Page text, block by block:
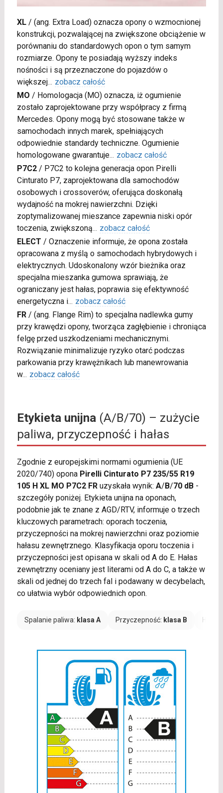
XL/ (ang. Extra Load) oznacza opony o wzmocnionej
konstrukcji, pozwalającej na zwiększone obciążenie w
porównaniu do standardowych opon o tym samym
rozmiarze. Opony te posiadają wyższy indeks
nośności i są przeznaczone do pojazdów o
większej... zobacz całość
MO / Homologacja (MO) oznacza, iż ogumienie
zostało zaprojektowane przy współpracy z firmą
Mercedes. Opony mogą być stosowane także w
samochodach innych marek, spełniających
odpowiednie standardy techniczne. Ogumienie
homologowane gwarantuje... zobacz całość
P7C2/ P7C2 to kolejna generacja opon Pirelli
Cinturato P7, zaprojektowana dla samochodów
osobowych i crossoverów, oferująca doskonałą
wydajność na mokrej nawierzchni. Dzięki
zoptymalizowanej mieszance zapewnia niski opór
toczenia, zwiększoną... zobacz całość
ELECT / Oznaczenie informuje, że opona została
opracowana z myślą o samochodach hybrydowych i
elektrycznych. Udoskonalony wzór bieżnika oraz
specjalna mieszanka gumowa sprawiają, że
ograniczany jest hałas, poprawia się efektywność
energetyczna i... zobacz całość
FR/ (ang. Flange Rim) to specjalna nadlewka gumy
przy krawędzi opony, tworząca zagłębienie i chroniąca
felgę przed uszkodzeniami mechanicznymi.
Rozwiązanie minimalizuje ryzyko otarć podczas
parkowania przy krawężnikach lub manewrowania
w... zobacz całość
Etykieta unijna(A/B/70) – zużycie
paliwa, przyczepność i hałas
Zgodnie z europejskimi normami ogumienia (UE
2020/740) opona Pirelli Cinturato P7 235/55 R19
105 H XL MO P7C2 FRuzyskała wynik: A/ B/70 dB-
szczegóły poniżej. Etykieta unijna na oponach,
podobnie jak te znane z AGD/RTV, informuje o trzech
kluczowych parametrach: oporach toczenia,
przyczepności na mokrej nawierzchni oraz poziomie
hałasu zewnętrznego. Klasyfikacja oporu toczenia i
przyczepności jest opisana w skali od A do E. Hałas
zewnętrzny oceniany jest literami od A do C, a także w
skali od jednej do trzech fal i podawany w decybelach,
co ułatwia wybór odpowiednich opon.
Spalanie paliwa: klasa A Przyczepność: klasa B Hałas: